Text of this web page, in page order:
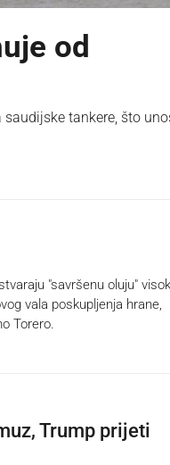
od
tankere, što
"savršenu oluju"
vala poskupljenja hrane,
Torero.
Trump prijeti